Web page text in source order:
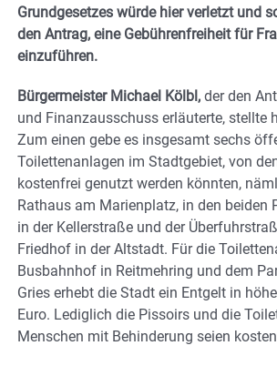
Grundgesetzes würde hier verletzt und
den Antrag, eine Gebührenfreiheit für
einzuführen.
Bürgermeister Michael Kölbl, der den
und Finanzausschuss erläuterte, stellte
Zum einen gebe es insgesamt sechs
Toilettenanlagen im Stadtgebiet, von
kostenfrei genutzt werden könnten,
Rathaus am Marienplatz, in den beiden
in der Kellerstraße und der
Friedhof in der Altstadt. Für die
Busbahnhof in Reitmehring und dem
Gries erhebt die Stadt ein Entgelt in
Euro. Lediglich die Pissoirs und die
Menschen mit Behinderung seien